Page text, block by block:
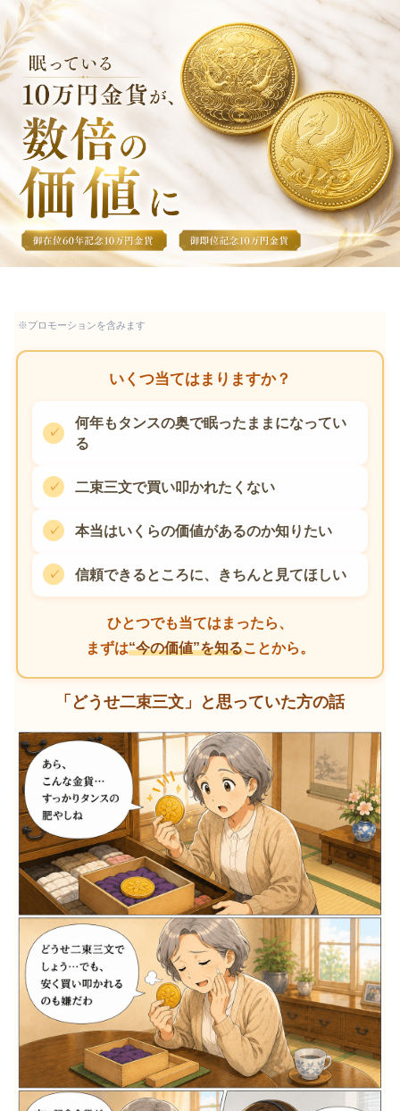
※プロモーションを含みます
いくつ当てはまりますか？
何年もタンスの奥で眠ったままになってい
る
二束三文で買い叩かれたくない
本当はいくらの価値があるのか知りたい
信頼できるところに、きちんと見てほしい
ひとつでも当てはまったら、
まずは“今の価値”を知ることから。
「どうせ二束三文」と思っていた方の話